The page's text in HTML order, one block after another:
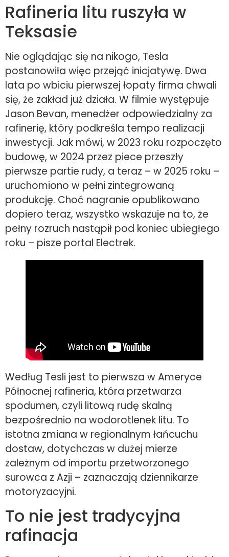
Rafineria litu ruszyła w
Teksasie
Nie oglądając się na nikogo, Tesla
postanowiła więc przejąć inicjatywę. Dwa
lata po wbiciu pierwszej łopaty firma chwali
się, że zakład już działa. W filmie występuje
Jason Bevan, menedżer odpowiedzialny za
rafinerię, który podkreśla tempo realizacji
inwestycji. Jak mówi, w 2023 roku rozpoczęto
budowę, w 2024 przez piece przeszły
pierwsze partie rudy, a teraz – w 2025 roku –
uruchomiono w pełni zintegrowaną
produkcję. Choć nagranie opublikowano
dopiero teraz, wszystko wskazuje na to, że
pełny rozruch nastąpił pod koniec ubiegłego
roku – pisze portal Electrek.
Według Tesli jest to pierwsza w Ameryce
Północnej rafineria, która przetwarza
spodumen, czyli litową rudę skalną
bezpośrednio na wodorotlenek litu. To
istotna zmiana w regionalnym łańcuchu
dostaw, dotychczas w dużej mierze
zależnym od importu przetworzonego
surowca z Azji – zaznaczają dziennikarze
motoryzacyjni.
To nie jest tradycyjna
rafinacja